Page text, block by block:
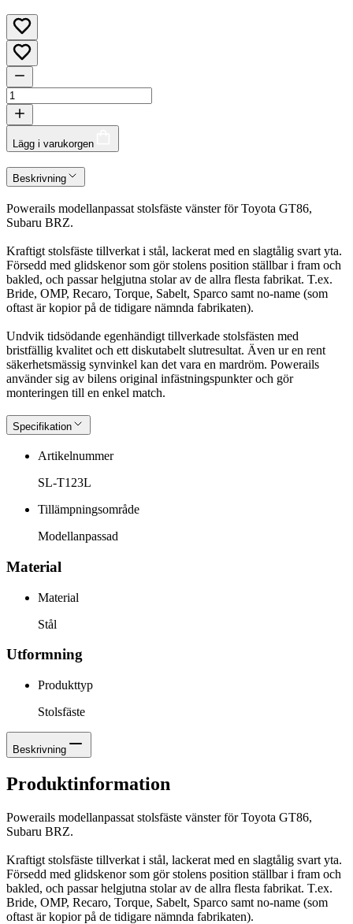
Lägg i varukorgen
Beskrivning
Powerails modellanpassat stolsfäste vänster för Toyota GT86,
Subaru BRZ.
Kraftigt stolsfäste tillverkat i stål, lackerat med en slagtålig svart yta.
Försedd med glidskenor som gör stolens position ställbar i fram och
bakled, och passar helgjutna stolar av de allra flesta fabrikat. T.ex.
Bride, OMP, Recaro, Torque, Sabelt, Sparco samt no-name (som
oftast är kopior på de tidigare nämnda fabrikaten).
Undvik tidsödande egenhändigt tillverkade stolsfästen med
bristfällig kvalitet och ett diskutabelt slutresultat. Även ur en rent
säkerhetsmässig synvinkel kan det vara en mardröm. Powerails
använder sig av bilens original infästningspunkter och gör
monteringen till en enkel match.
Specifikation
Artikelnummer
SL-T123L
Tillämpningsområde
Modellanpassad
Material
Material
Stål
Utformning
Produkttyp
Stolsfäste
Beskrivning
Produktinformation
Powerails modellanpassat stolsfäste vänster för Toyota GT86,
Subaru BRZ.
Kraftigt stolsfäste tillverkat i stål, lackerat med en slagtålig svart yta.
Försedd med glidskenor som gör stolens position ställbar i fram och
bakled, och passar helgjutna stolar av de allra flesta fabrikat. T.ex.
Bride, OMP, Recaro, Torque, Sabelt, Sparco samt no-name (som
oftast är kopior på de tidigare nämnda fabrikaten).